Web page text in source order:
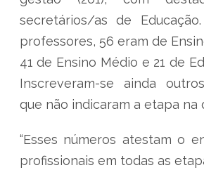
secretários/as de
professores, 56 eram de
41 de Ensino Médio e 21 de
Inscreveram-se ainda
que não indicaram a etapa na
“Esses números atestam o
profissionais em todas as